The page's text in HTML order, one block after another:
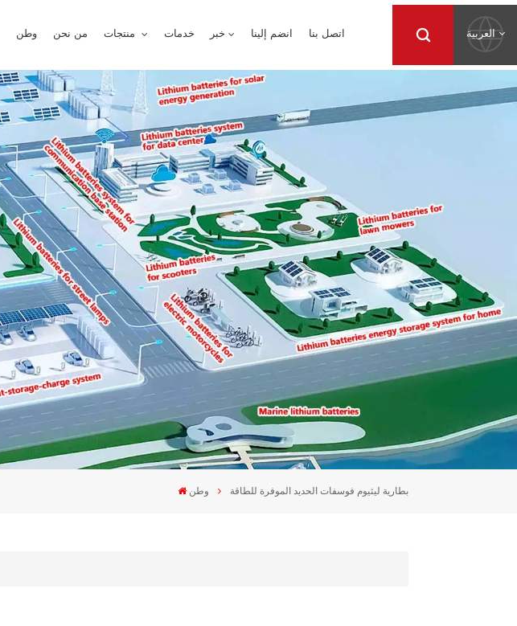
وطن من نحن خدمات خبر انضم إلينا اتصل بنا العربية
وطن بطارية ليثيوم فوسفات الحديد الموفرة للطاقة